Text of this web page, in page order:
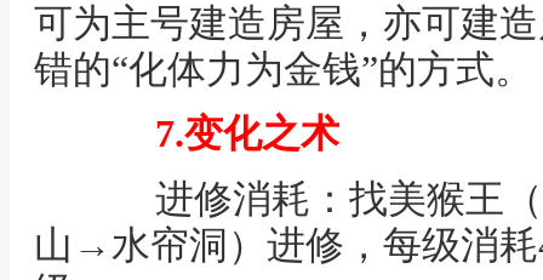
可为主号建造房屋，亦可建
错的“化体力为金钱”的方式。
7.变化之术
进修消耗：找美猴王（
山→水帘洞）进修，每级消